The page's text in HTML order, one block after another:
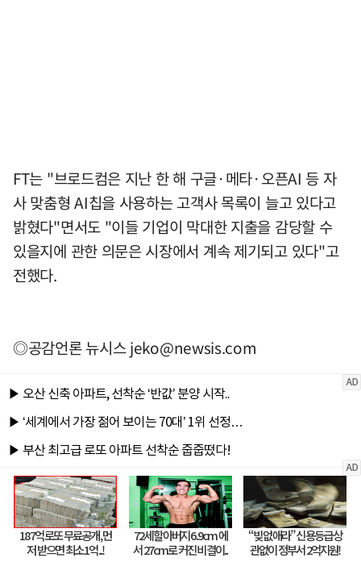
FT는 "브로드컴은 지난 한 해 구글·메타·오픈AI 등 자
사 맞춤형 AI칩을 사용하는 고객사 목록이 늘고 있다고
밝혔다"면서도 "이들 기업이 막대한 지출을 감당할 수
있을지에 관한 의문은 시장에서 계속 제기되고 있다"고
전했다.
◎공감언론 뉴시스jeko@newsis.com